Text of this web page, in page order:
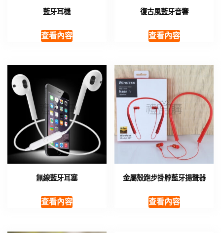
藍牙耳機
查看內容
復古風藍牙音響
查看內容
無線藍牙耳塞
查看內容
金屬殼跑步掛脖藍牙揚聲器
查看內容